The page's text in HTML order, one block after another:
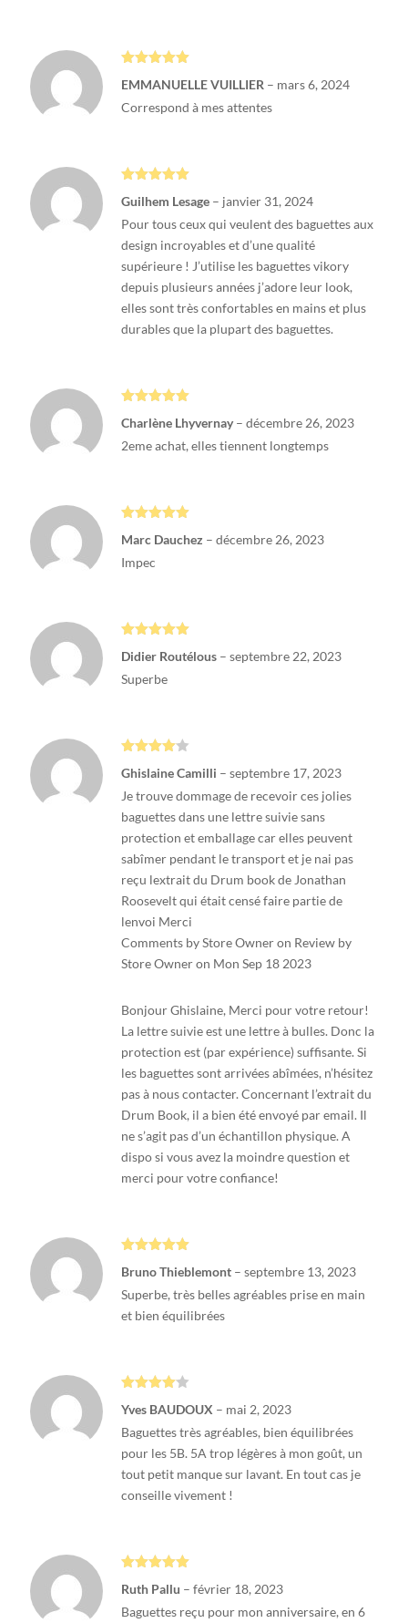
5
EMMANUELLE VUILLIER – mars 6, 2024
Correspond à mes attentes
5
Guilhem Lesage – janvier 31, 2024
Pour tous ceux qui veulent des baguettes aux
design incroyables et d’une qualité
supérieure ! J’utilise les baguettes vikory
depuis plusieurs années j’adore leur look,
elles sont très confortables en mains et plus
durables que la plupart des baguettes.
5
Charlène Lhyvernay– décembre 26, 2023
2eme achat, elles tiennent longtemps
5
Marc Dauchez – décembre 26, 2023
Impec
5
Didier Routélous – septembre 22, 2023
Superbe
sur 5
Ghislaine Camilli – septembre 17, 2023
Je trouve dommage de recevoir ces jolies
baguettes dans une lettre suivie sans
protection et emballage car elles peuvent
sabîmer pendant le transport et je nai pas
reçu lextrait du Drum book de Jonathan
Roosevelt qui était censé faire partie de
lenvoi Merci
Comments by Store Owner on Review by
Store Owner on Mon Sep 18 2023
Bonjour Ghislaine, Merci pour votre retour!
La lettre suivie est une lettre à bulles. Donc la
protection est (par expérience) suffisante. Si
les baguettes sont arrivées abîmées, n’hésitez
pas à nous contacter. Concernant l’extrait du
Drum Book, il a bien été envoyé par email. Il
ne s’agit pas d’un échantillon physique. A
dispo si vous avez la moindre question et
merci pour votre confiance!
5
Bruno Thieblemont – septembre 13, 2023
Superbe, très belles agréables prise en main
et bien équilibrées
sur 5
Yves BAUDOUX – mai 2, 2023
Baguettes très agréables, bien équilibrées
pour les 5B. 5A trop légères à mon goût, un
tout petit manque sur lavant. En tout cas je
conseille vivement !
5
Ruth Pallu – février 18, 2023
Baguettes reçu pour mon anniversaire, en 6